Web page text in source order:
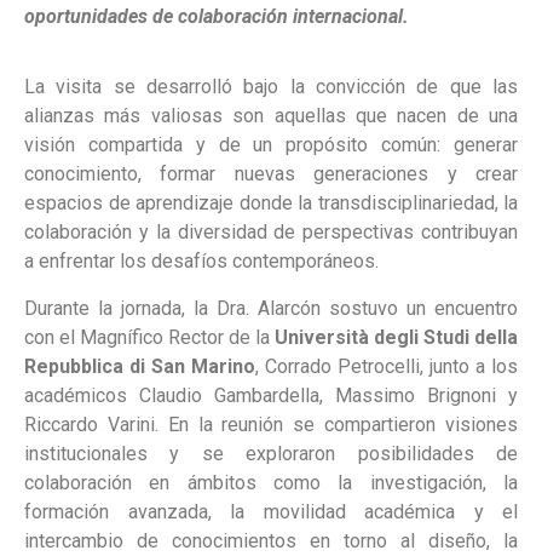
oportunidades de colaboración internacional.
La visita se desarrolló bajo la convicción de que las
alianzas más valiosas son aquellas que nacen de una
visión compartida y de un propósito común: generar
conocimiento, formar nuevas generaciones y crear
espacios de aprendizaje donde la transdisciplinariedad, la
colaboración y la diversidad de perspectivas contribuyan
a enfrentar los desafíos contemporáneos.
Durante la jornada, la Dra. Alarcón sostuvo un encuentro
con el Magnífico Rector de la Università degli Studi della
Repubblica di San Marino, Corrado Petrocelli, junto a los
académicos Claudio Gambardella, Massimo Brignoni y
Riccardo Varini. En la reunión se compartieron visiones
institucionales y se exploraron posibilidades de
colaboración en ámbitos como la investigación, la
formación avanzada, la movilidad académica y el
intercambio de conocimientos en torno al diseño, la